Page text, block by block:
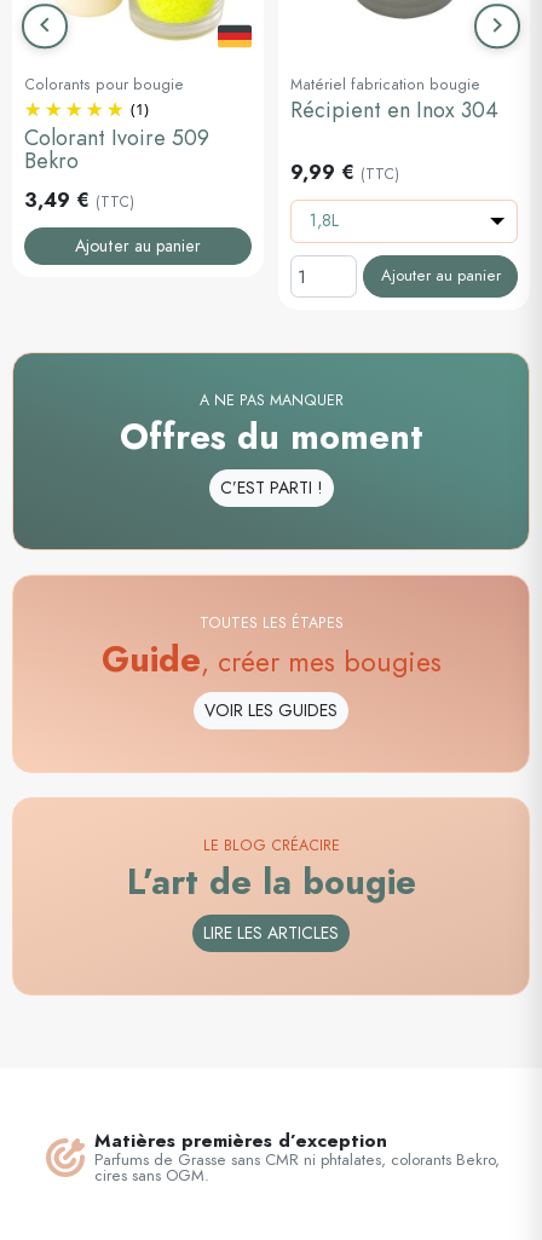
Précédent
keyboard_arrow_left
Colorants pour bougie
(1)
Colorant Ivoire 509
Bekro
3,49 € (TTC)
Ajouter au panier
Matériel fabrication bougie
Récipient en Inox 304
9,99 € (TTC)
1,8L
Ajouter au panier
keyboard_arrow_right
A NE PAS MANQUER
Offres du moment
C’EST PARTI !
TOUTES LES ÉTAPES
Guide, créer mes bougies
VOIR LES GUIDES
LE BLOG CRÉACIRE
L’art de la bougie
LIRE LES ARTICLES
Matières premières d’exception
Parfums de Grasse sans CMR ni phtalates, colorants Bekro,
cires sans OGM.